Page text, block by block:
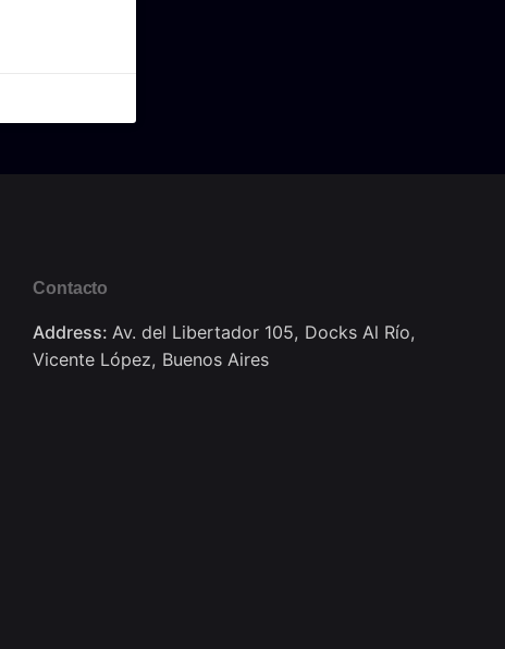
Contacto
Address: Av. del Libertador 105, Docks Al Río,
Vicente López, Buenos Aires